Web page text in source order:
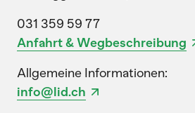
031 359 59 77
Anfahrt & Wegbeschreibung
Allgemeine Informationen:
info@lid.ch